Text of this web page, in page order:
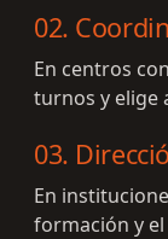
02.
En centros
turnos y elige
03.
En
formación y